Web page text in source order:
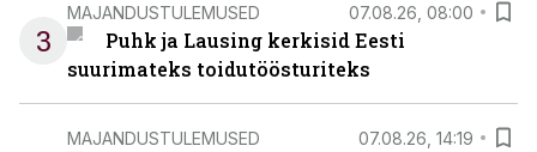
3
MAJANDUSTULEMUSED 07.08.26, 08:00
Puhk ja Lausing kerkisid Eesti
suurimateks toidutöösturiteks
MAJANDUSTULEMUSED 07.08.26, 14:19